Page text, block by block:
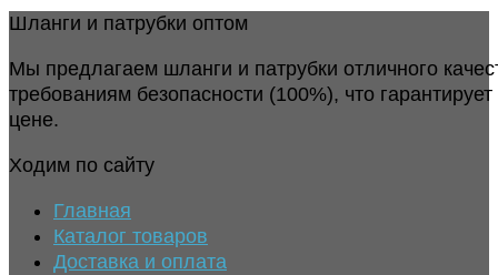
Шланги и патрубки оптом
Мы предлагаем шланги и патрубки отличного
требованиям безопасности (100%), что
цене.
Ходим по сайту
Главная
Каталог товаров
Доставка и оплата